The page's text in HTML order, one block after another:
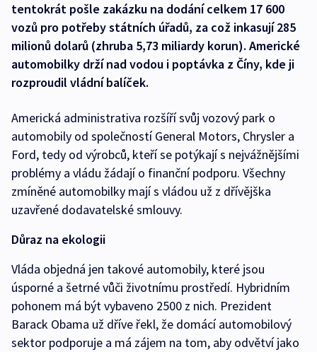
tentokrát pošle zakázku na dodání celkem 17 600
vozů pro potřeby státních úřadů, za což inkasují 285
milionů dolarů (zhruba 5,73 miliardy korun). Americké
automobilky drží nad vodou i poptávka z Číny, kde ji
rozproudil vládní balíček.
Americká administrativa rozšíří svůj vozový park o
automobily od společností General Motors, Chrysler a
Ford, tedy od výrobců, kteří se potýkají s nejvážnějšími
problémy a vládu žádají o finanční podporu. Všechny
zmíněné automobilky mají s vládou už z dřívějška
uzavřené dodavatelské smlouvy.
Důraz na ekologii
Vláda objedná jen takové automobily, které jsou
úsporné a šetrné vůči životnímu prostředí. Hybridním
pohonem má být vybaveno 2500 z nich. Prezident
Barack Obama už dříve řekl, že domácí automobilový
sektor podporuje a má zájem na tom, aby odvětví jako